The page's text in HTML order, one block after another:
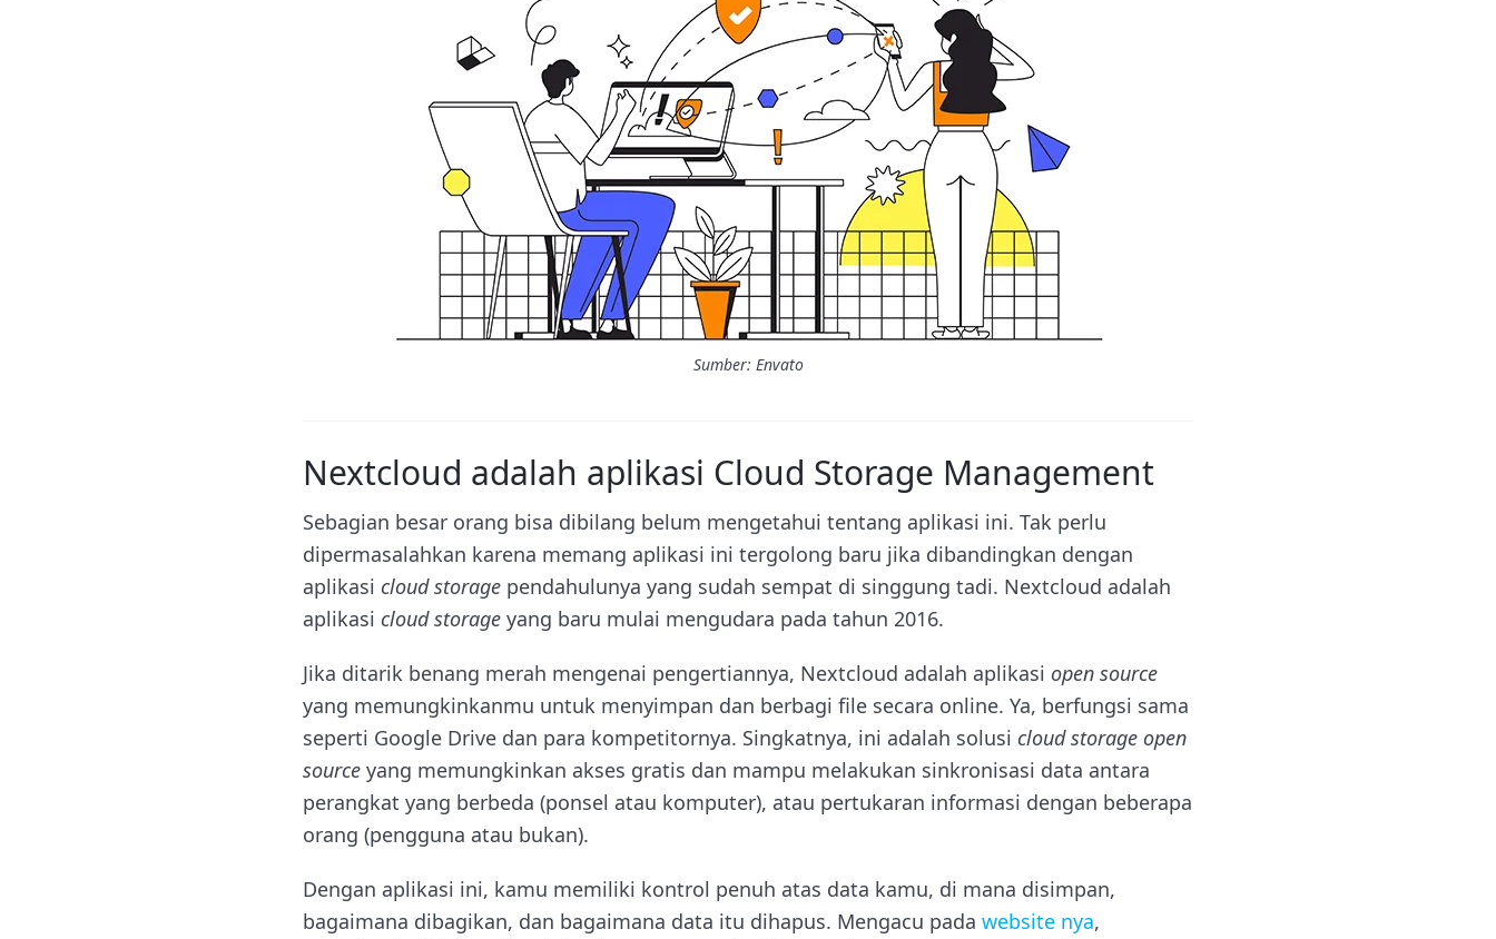
Sumber: Envato
Nextcloud adalah aplikasi Cloud Storage Management
Sebagian besar orang bisa dibilang belum mengetahui tentang aplikasi ini. Tak perlu
dipermasalahkan karena memang aplikasi ini tergolong baru jika dibandingkan dengan
aplikasi cloud storage pendahulunya yang sudah sempat di singgung tadi. Nextcloud adalah
aplikasi cloud storage yang baru mulai mengudara pada tahun 2016.
Jika ditarik benang merah mengenai pengertiannya, Nextcloud adalah aplikasi open source
yang memungkinkanmu untuk menyimpan dan berbagi file secara online. Ya, berfungsi sama
seperti Google Drive dan para kompetitornya. Singkatnya, ini adalah solusi cloud storage open
source yang memungkinkan akses gratis dan mampu melakukan sinkronisasi data antara
perangkat yang berbeda (ponsel atau komputer), atau pertukaran informasi dengan beberapa
orang (pengguna atau bukan).
Dengan aplikasi ini, kamu memiliki kontrol penuh atas data kamu, di mana disimpan,
bagaimana dibagikan, dan bagaimana data itu dihapus. Mengacu pada website nya,